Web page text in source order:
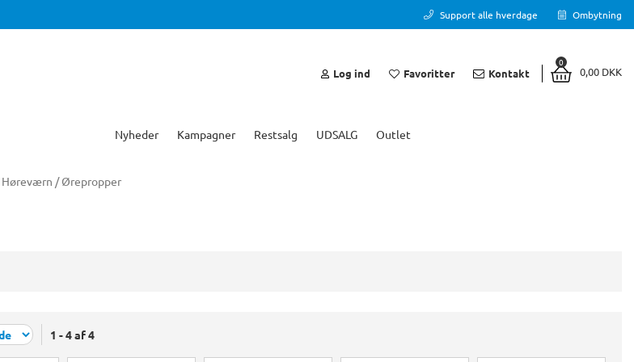
Support alle hverdage Ombytning
Log ind Favoritter Kontakt
0
0,00 DKK
Nyheder Kampagner Restsalg UDSALG Outlet
Høreværn / Ørepropper
1 - 4 af 4